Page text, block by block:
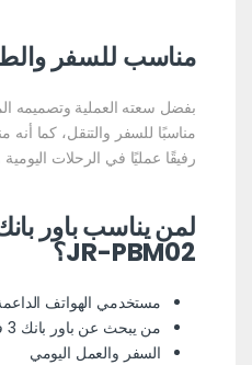
مناسب للسفر
بفضل سعته العملية وتصميمه
مناسبًا للسفر والتنقل، كما
رفيقًا عمليًا في الرحلات اليومية
JR-PBM02؟
مستخدمي الهواتف
من يبحث عن باور بانك 3 في 1
السفر والعمل اليومي